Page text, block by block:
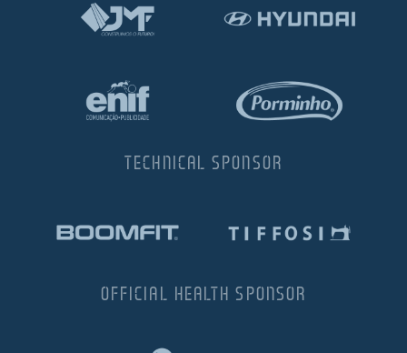
TECHNICAL SPONSOR
OFFICIAL HEALTH SPONSOR